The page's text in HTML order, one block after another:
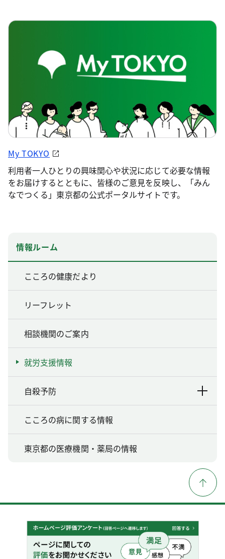
My TOKYO
利用者一人ひとりの興味関心や状況に応じて必要な情報
をお届けするとともに、皆様のご意見を反映し、「みん
なでつくる」東京都の公式ポータルサイトです。
情報ルーム
こころの健康だより
リーフレット
相談機関のご案内
就労支援情報
自殺予防
こころの病に関する情報
東京都の医療機関・薬局の情報